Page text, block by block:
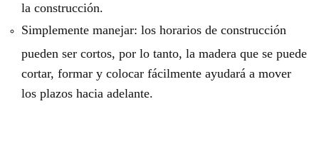
la construcción.
Simplemente manejar: los horarios de construcción
pueden ser cortos, por lo tanto, la madera que se puede
cortar, formar y colocar fácilmente ayudará a mover
los plazos hacia adelante.